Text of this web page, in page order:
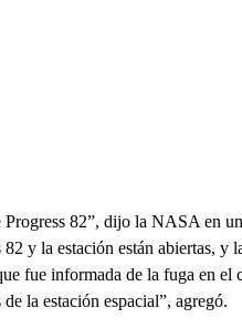
Progress 82”, dijo la NASA en
y la estación están abiertas, y
fue informada de la fuga en el
la estación espacial”, agregó.